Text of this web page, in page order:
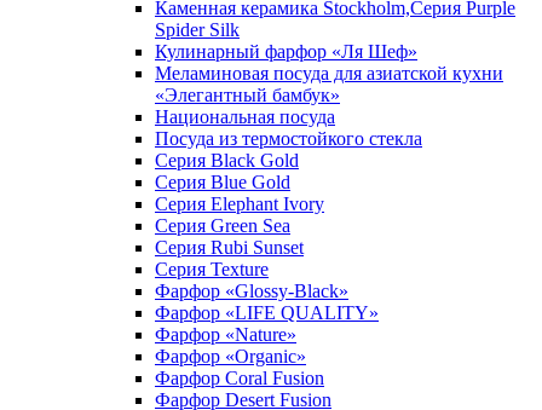
Каменная керамика Stockholm,Серия Purple
Spider Silk
Кулинарный фарфор «Ля Шеф»
Меламиновая посуда для азиатской кухни
«Элегантный бамбук»
Национальная посуда
Посуда из термостойкого стекла
Серия Black Gold
Серия Blue Gold
Серия Elephant Ivory
Серия Green Sea
Серия Rubi Sunset
Серия Texture
Фарфор «Glossy-Black»
Фарфор «LIFE QUALITY»
Фарфор «Nature»
Фарфор «Organic»
Фарфор Coral Fusion
Фарфор Desert Fusion